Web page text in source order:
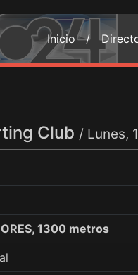
Inicio /
Club / Lunes,
1300 metros